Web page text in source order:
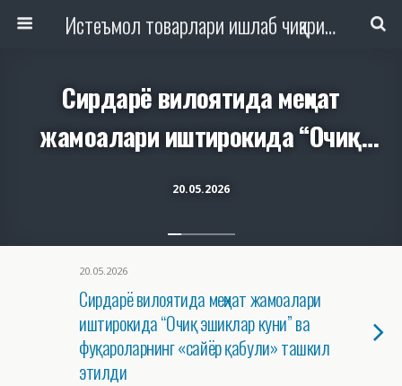
Истеъмол товарлари ишлаб чиқариш, савдо ва хизмат кўрсатиш ташкилотлари ходимлари касаба уюшмаси Республика кенгаши
20.05.2026
Сирдарё вилоятида меҳнат
жамоалари иштирокида “Очиқ
20.05.2026
Сирдарё вилоятида меҳнат жамоалари
иштирокида “Очиқ эшиклар куни” ва
фуқароларнинг «сайёр қабули» ташкил
этилди